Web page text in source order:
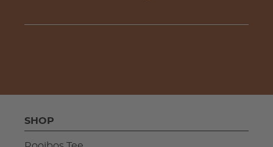
SHOP